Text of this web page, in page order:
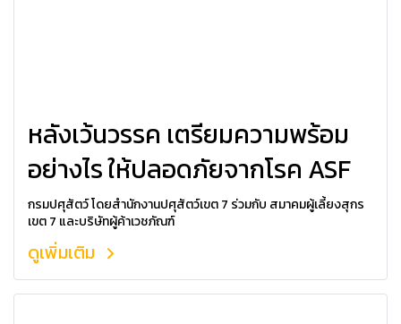
หลังเว้นวรรค เตรียมความพร้อม
อย่างไร ให้ปลอดภัยจากโรค ASF
กรมปศุสัตว์ โดยสำนักงานปศุสัตว์เขต 7 ร่วมกับ สมาคมผู้เลี้ยงสุกร
เขต 7 และบริษัทผู้ค้าเวชภัณฑ์
ดูเพิ่มเติม